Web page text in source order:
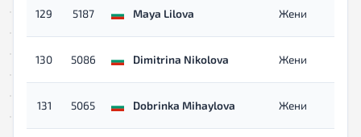
129 5187 Maya Lilova Жени
130 5086 Dimitrina Nikolova Жени
131 5065 Dobrinka Mihaylova Жени